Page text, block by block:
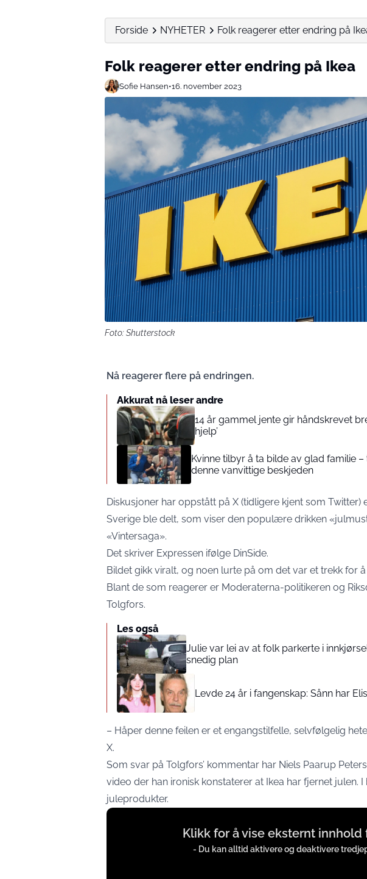
Forside NYHETER Folk reagerer etter endring på
Folk reagerer etter endring på Ikea
Sofie Hansen•16. november 2023
Foto: Shutterstock
Nå reagerer flere på endringen.
Akkurat nå leser andre
14 år gammel jente gir håndskrevet
hjelp’
Kvinne tilbyr å ta bilde av glad familie
denne vanvittige beskjeden
Diskusjoner har oppstått på X (tidligere kjent som Twitter)
Sverige ble delt, som viser den populære drikken
«Vintersaga».
Det skriver Expressen ifølge DinSide.
Bildet gikk viralt, og noen lurte på om det var et trekk for
Blant de som reagerer er Moderaterna-politikeren og
Tolgfors.
Les også
Julie var lei av at folk parkerte i
snedig plan
Levde 24 år i fangenskap: Sånn har
– Håper denne feilen er et engangstilfelle, selvfølgelig
X.
Som svar på Tolgfors’ kommentar har Niels Paarup
video der han ironisk konstaterer at Ikea har fjernet julen.
juleprodukter.
Display
Klikk for å vise eksternt innhold
- Du kan alltid aktivere og deaktivere